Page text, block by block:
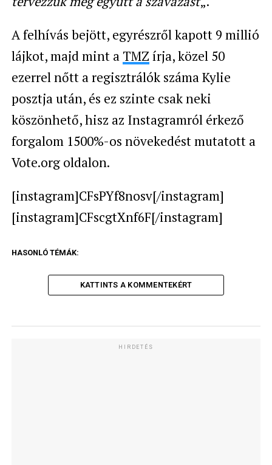
A felhívás bejött, egyrészről kapott 9 millió
lájkot, majd mint a TMZ írja, közel 50
ezerrel nőtt a regisztrálók száma Kylie
posztja után, és ez szinte csak neki
köszönhető, hisz az Instagramról érkező
forgalom 1500%-os növekedést mutatott a
Vote.org oldalon.
[instagram]CFsPYf8nosv[/instagram]
[instagram]CFscgtXnf6F[/instagram]
HASONLÓ TÉMÁK:
KATTINTS A KOMMENTEKÉRT
HIRDETÉS